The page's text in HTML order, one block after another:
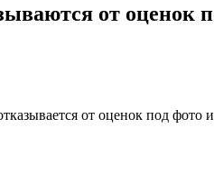
от оценок
от оценок под